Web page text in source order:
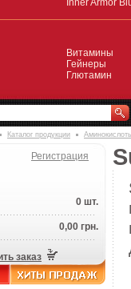
Inner Armor
Витамины
Гейнеры
Глютамин
Каталог продукции
Регистрация
0 шт.
0,00 грн.
заказ